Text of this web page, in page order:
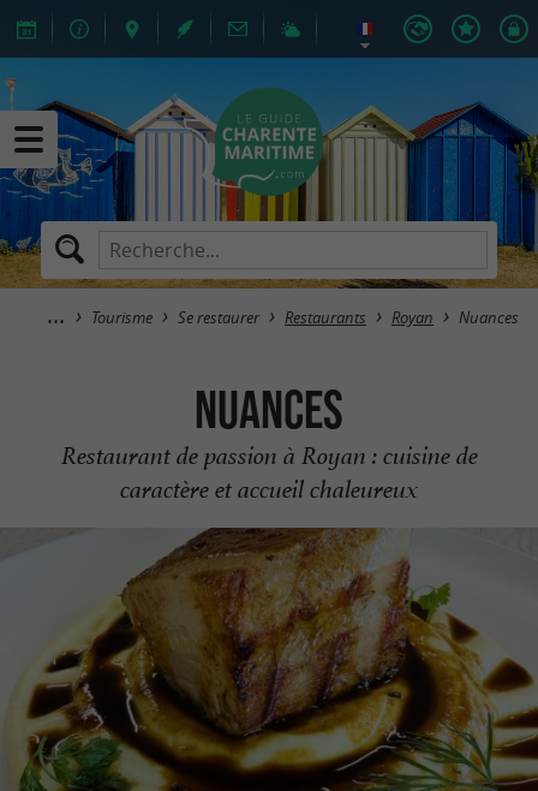
Tourisme Se restaurer Restaurants Royan Nuances
Nuances
Restaurant de passion à Royan : cuisine de
caractère et accueil chaleureux